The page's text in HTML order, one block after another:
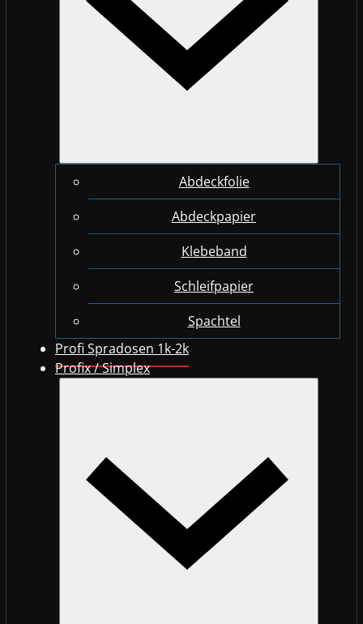
Abdeckfolie
Abdeckpapier
Klebeband
Schleifpapier
Spachtel
Profi Spradosen 1k-2k
Profix / Simplex